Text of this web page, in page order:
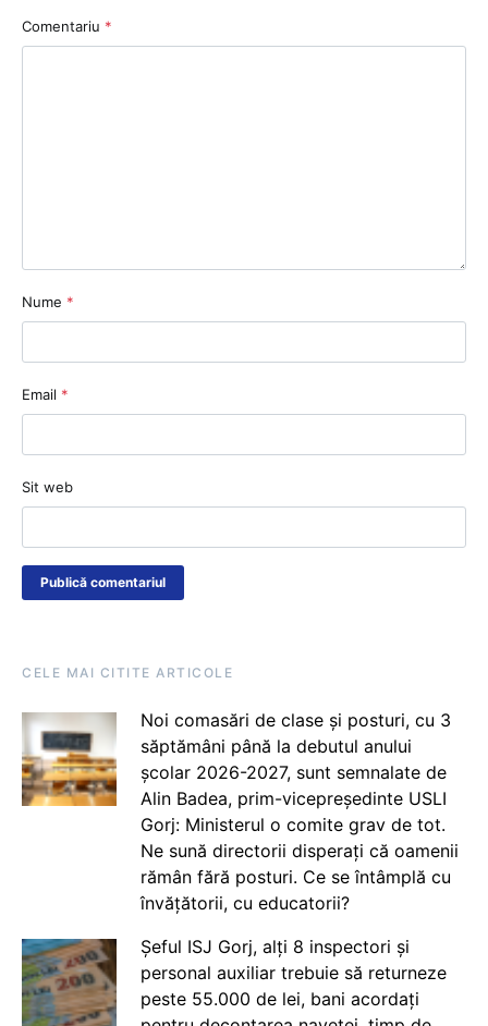
Comentariu *
Nume *
Email *
Sit web
CELE MAI CITITE ARTICOLE
Noi comasări de clase și posturi, cu 3
săptămâni până la debutul anului
școlar 2026-2027, sunt semnalate de
Alin Badea, prim-vicepreședinte USLI
Gorj: Ministerul o comite grav de tot.
Ne sună directorii disperați că oamenii
rămân fără posturi. Ce se întâmplă cu
învățătorii, cu educatorii?
Șeful ISJ Gorj, alți 8 inspectori și
personal auxiliar trebuie să returneze
peste 55.000 de lei, bani acordați